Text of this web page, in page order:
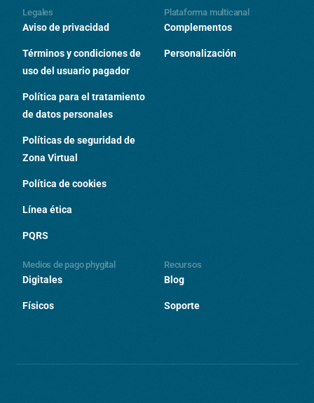
Legales
Aviso de privacidad
Términos y condiciones de
uso del usuario pagador
Política para el tratamiento
de datos personales
Políticas de seguridad de
Zona Virtual
Política de cookies
Línea ética
PQRS
Plataforma multicanal
Complementos
Personalización
Medios de pago phygital
Digitales
Físicos
Recursos
Blog
Soporte